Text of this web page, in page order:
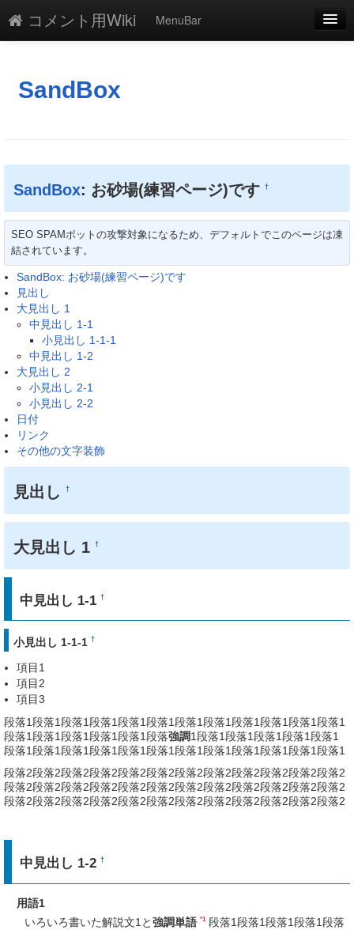
コメント用Wiki
MenuBar
添付
一覧
単語検索
SandBox
SandBox: お砂場(練習ページ)です†
SEO SPAMボットの攻撃対象になるため、デフォルトでこのページは凍
結されています。
SandBox: お砂場(練習ページ)です
見出し
大見出し 1
中見出し 1-1
小見出し 1-1-1
中見出し 1-2
大見出し 2
小見出し 2-1
小見出し 2-2
日付
リンク
その他の文字装飾
見出し †
大見出し 1†
中見出し 1-1†
小見出し 1-1-1 †
項目1
項目2
項目3
段落1段落1段落1段落1段落1段落1段落1段落1段落1段落1段落1段落1
段落1段落1段落1段落1段落1段落強調1段落1段落1段落1段落1段落1
段落1段落1段落1段落1段落1段落1段落1段落1段落1段落1段落1段落1
段落2段落2段落2段落2段落2段落2段落2段落2段落2段落2段落2段落2
段落2段落2段落2段落2段落2段落2段落2段落2段落2段落2段落2段落2
段落2段落2段落2段落2段落2段落2段落2段落2段落2段落2段落2段落2
中見出し 1-2†
用語1
いろいろ書いた解説文1と強調単語 *1段落1段落1段落1段落1段落